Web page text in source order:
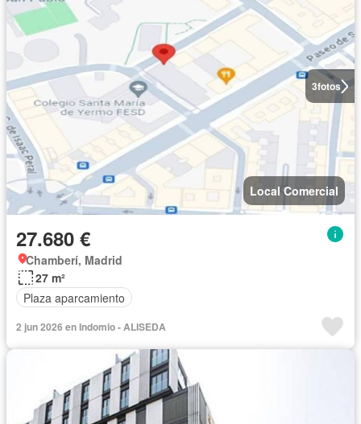
3fotos
Local Comercial
27.680 €
Chamberí, Madrid
27 m²
Plaza aparcamiento
2 jun 2026 en Indomio - ALISEDA